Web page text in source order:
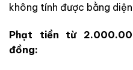
không tính được bằng
Phạt tiền từ
đồng: